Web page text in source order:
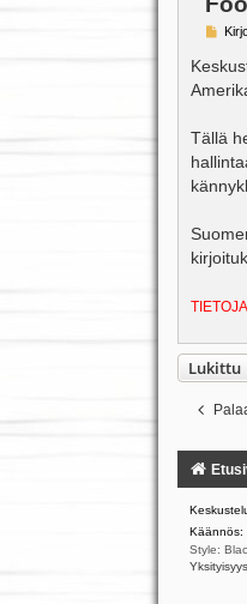
V
e
t
Tällä
Lukittu
Käännös:
Style:
Yksityisyys